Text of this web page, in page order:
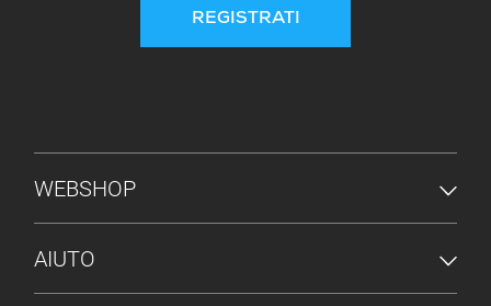
REGISTRATI
MENU PIÈ DI PAGINA
WEBSHOP
AIUTO